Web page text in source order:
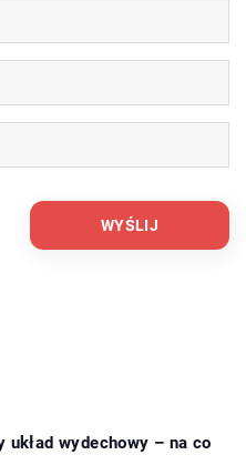
układ wydechowy – na co